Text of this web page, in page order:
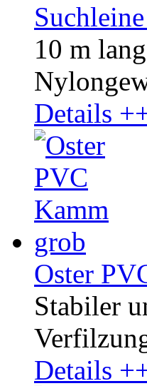
10 m
Details
Oster
Stabiler
Details